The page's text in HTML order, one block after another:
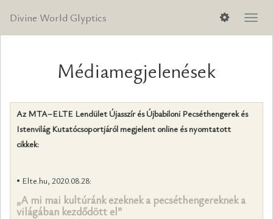
Divine World Glyptics
Médiamegjelenések
Az MTA–ELTE Lendület Újasszír és Újbabiloni Pecséthengerek és
Istenvilág Kutatócsoportjáról megjelent online és nyomtatott
cikkek:
• Elte.hu, 2020.08.28:
„A mi mai kultúránk ezeknek a pecséthengereknek a
világában kezdődött el”